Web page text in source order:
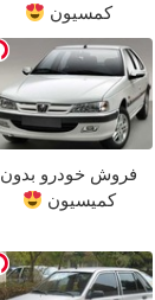
کمسیون
فروش خودرو بدون
کمیسیون